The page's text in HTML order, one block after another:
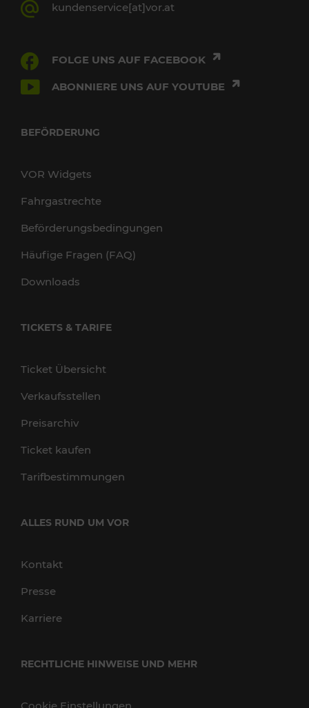
kundenservice[at]vor.at
FOLGE UNS AUF FACEBOOK
ABONNIERE UNS AUF YOUTUBE
BEFÖRDERUNG
VOR Widgets
Fahrgastrechte
Beförderungsbedingungen
Häufige Fragen (FAQ)
Downloads
TICKETS & TARIFE
Ticket Übersicht
Verkaufsstellen
Preisarchiv
Ticket kaufen
Tarifbestimmungen
ALLES RUND UM VOR
Kontakt
Presse
Karriere
RECHTLICHE HINWEISE UND MEHR